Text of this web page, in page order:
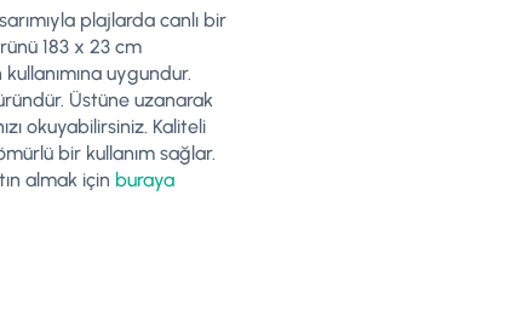
plajlarda canlı bir
183 x 23 cm
uygundur.
Üstüne uzanarak
okuyabilirsiniz. Kaliteli
bir kullanım sağlar.
almak için buraya